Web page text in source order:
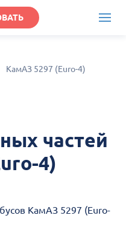
КамАЗ 5297 (Euro-4)
частей
4)
КамАЗ 5297 (Euro-